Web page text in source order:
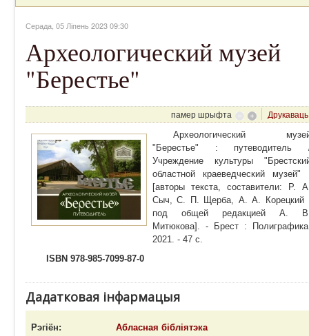
Серада, 05 Ліпень 2023 09:30
Археологический музей
"Берестье"
памер шрыфта Друкаваць
Археологический
"Берестье" : путеводитель
Учреждение культуры
областной краеведческий музей"
[авторы текста, составители: Р.
Сыч, С. П. Щерба, А. А. Корецкий
под общей редакцией А.
Митюкова]. - Брест :
2021. - 47 с.
ISBN 978-985-7099-87-0
Дадатковая інфармацыя
Рэгіён: Абласная бібліятэка